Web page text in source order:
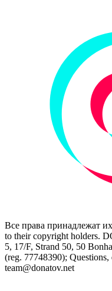
Все права принадлежат
to their copyright holders.
5, 17/F, Strand 50, 50
(reg. 77748390); Questions,
team@donatov.net